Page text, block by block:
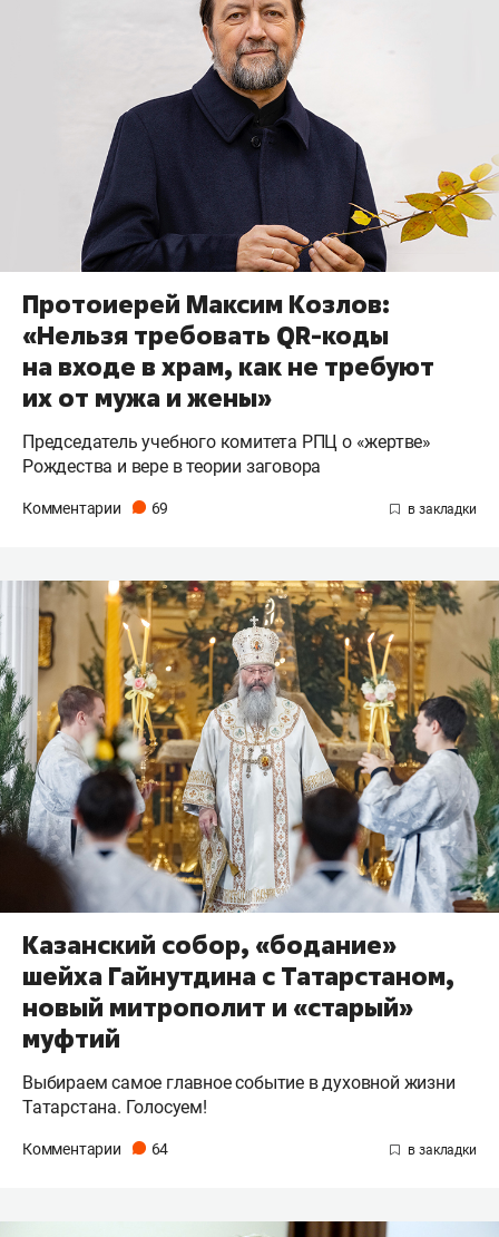
Протоиерей Максим Козлов:
«Нельзя требовать QR-коды
на входе в храм, как не требуют
их от мужа и жены»
Председатель учебного комитета РПЦ о «жертве»
Рождества и вере в теории заговора
Комментарии 69
Казанский собор, «бодание»
шейха Гайнутдина с Татарстаном,
новый митрополит и «старый»
муфтий
Выбираем самое главное событие в духовной жизни
Татарстана. Голосуем!
Комментарии 64